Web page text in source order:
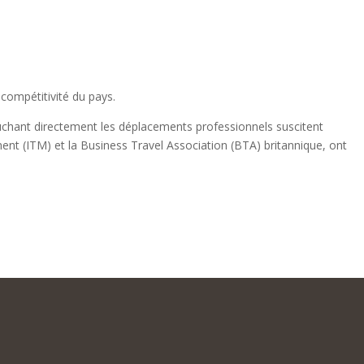
du pays.
directement les déplacements professionnels suscitent
(ITM) et la Business Travel Association (BTA) britannique, ont